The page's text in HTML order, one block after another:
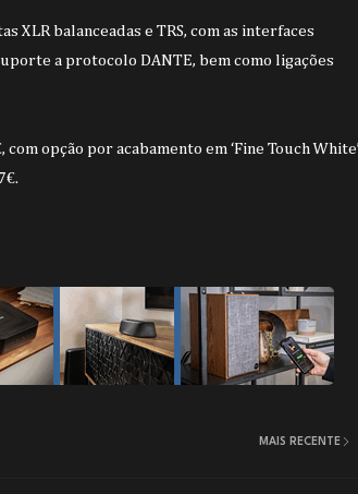
XLR balanceadas e TRS, com as interfaces
a protocolo DANTE, bem como ligações
, com opção por acabamento em ‘Fine Touch
MAIS RECENTE